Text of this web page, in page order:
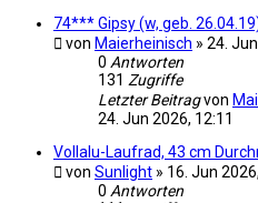
74*** Gipsy (w, geb.
von Maierheinisch » 24.
0 Antworten
131 Zugriffe
Letzter Beitragvon
24. Jun 2026, 12:11
Vollalu-Laufrad, 43 cm
von Sunlight » 16. Jun
0 Antworten